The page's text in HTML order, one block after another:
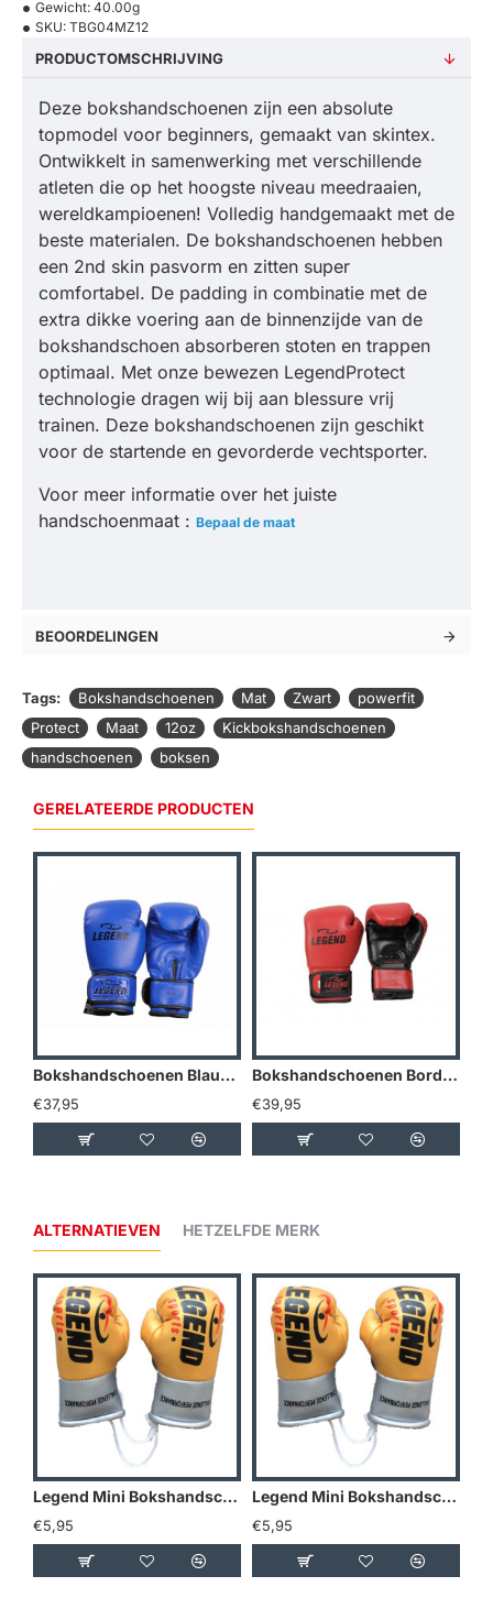
Gewicht: 40.00g
SKU: TBG04MZ12
PRODUCTOMSCHRIJVING
Deze bokshandschoenen zijn een absolute
topmodel voor beginners, gemaakt van skintex.
Ontwikkelt in samenwerking met verschillende
atleten die op het hoogste niveau meedraaien,
wereldkampioenen! Volledig handgemaakt met de
beste materialen. De bokshandschoenen hebben
een 2nd skin pasvorm en zitten super
comfortabel. De padding in combinatie met de
extra dikke voering aan de binnenzijde van de
bokshandschoen absorberen stoten en trappen
optimaal. Met onze bewezen LegendProtect
technologie dragen wij bij aan blessure vrij
trainen. Deze bokshandschoenen zijn geschikt
voor de startende en gevorderde vechtsporter.
Voor meer informatie over het juiste
handschoenmaat : Bepaal de maat
BEOORDELINGEN
Tags: Bokshandschoenen Mat Zwart
powerfit
Protect
Maat 12oz
Kickbokshandschoenen
handschoenen
boksen
GERELATEERDE PRODUCTEN
Bokshandschoenen Blauw powerfit Protect - Maat: 12oz
€37,95
Bokshandschoenen Bordeaux powerfit Protect - Maat: 12oz
€39,95
ALTERNATIEVEN HETZELFDE MERK
Legend Mini Bokshandschoenen - Goud/Geel
€5,95
Legend Mini Bokshandschoenen - Holland
€5,95